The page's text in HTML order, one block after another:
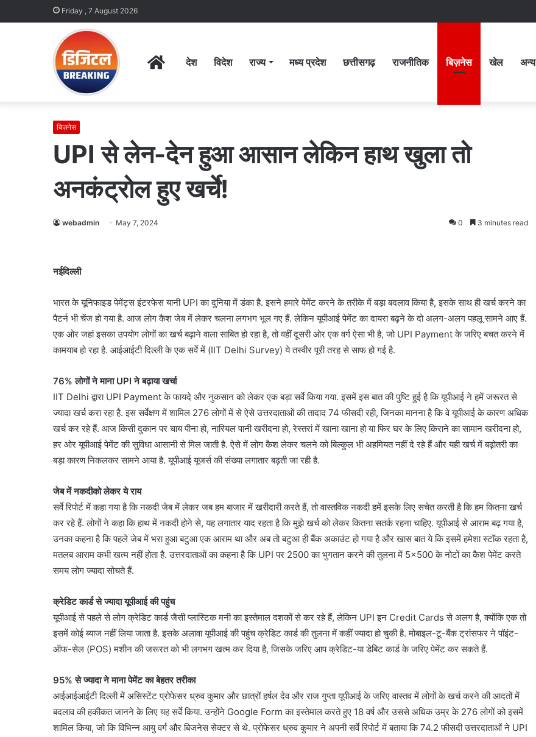
Friday , 7 August 2026
Homeदेश विदेश राज्य मध्य प्रदेश छत्तीसगढ़ राजनीतिक बिज़नेस खेल अन्य
बिज़नेस
UPI से लेन-देन हुआ आसान लेकिन हाथ खुला तो
अनकंट्रोल हुए खर्चे!
webadmin May 7, 2024 0 3 minutes read
नईदिल्ली
भारत के यूनिफाइड पेमेंट्स इंटरफेस यानी UPI का दुनिया में डंका है. इसने हमारे पेमेंट करने के तरीके में बड़ा बदलाव किया है, इसके साथ ही खर्च करने का
पैटर्न भी चेंज हो गया है. आज लोग कैश जेब में लेकर चलना लगभग भूल गए हैं. लेकिन यूपीआई पेमेंट का दायरा बढ़ने के दो अलग-अलग पहलू सामने आए हैं.
एक ओर जहां इसका उपयोग लोगों का खर्च बढ़ाने वाला साबित हो रहा है, तो वहीं दूसरी ओर एक वर्ग ऐसा भी है, जो UPI Payment के जरिए बचत करने में
कामयाब हो रहा है. आईआईटी दिल्ली के एक सर्वे में (IIT Delhi Survey) ये तस्वीर पूरी तरह से साफ हो गई है.
76% लोगों ने माना UPI ने बढ़ाया खर्चा
IIT Delhi द्वारा UPI Payment के फायदे और नुकसान को लेकर एक बड़ा सर्वे किया गया. इसमें इस बात की पुष्टि हुई है कि यूपीआई ने हमें जरूरत से
ज्यादा खर्च करा रहा है. इस सर्वेक्षण में शामिल 276 लोगों में से ऐसे उत्तरदाताओं की तादाद 74 फीसदी रही, जिनका मानना है कि वे यूपीआई के कारण अधिक
खर्च कर रहे हैं. आज किसी दुकान पर चाय पीना हो, नारियल पानी खरीदना हो, रेस्तरां में खाना खाना हो या फिर घर के लिए किराने का सामान खरीदना हो,
हर ओर यूपीआई पेमेंट की सुविधा आसानी से मिल जाती है. ऐसे में लोग कैश लेकर चलने को बिल्कुल भी अहमियत नहीं दे रहे हैं और यही खर्च में बढ़ोतरी का
बड़ा कारण निकलकर सामने आया है. यूपीआई यूजर्स की संख्या लगातार बढ़ती जा रही है.
जेब में नकदीको लेकर ये राय
सर्वे रिपोर्ट में कहा गया है कि नकदी जेब में लेकर जब हम बाजार में खरीदारी करते हैं, तो वास्तविक नकदी हमें इसके लिए सचेत करती है कि हम कितना खर्च
कर रहे हैं. लोगों ने कहा कि हाथ में नकदी होने से, यह लगातार याद रहता है कि मुझे खर्च को लेकर कितना सतर्क रहना चाहिए. यूपीआई से आराम बढ़ गया है,
उनका कहना है कि पहले जेब में भरा हुआ बटुआ एक आराम था और अब तो बटुआ ही बैंक अकाउंट हो गया है और खास बात ये कि इसमें हमेशा स्टॉक रहता है,
मतलब आराम कभी खत्म नहीं होता है. उत्तरदाताओं का कहना है कि UPI पर 2500 का भुगतान करने की तुलना में 5×500 के नोटों का कैश पेमेंट करते
समय लोग ज्यादा सोचते हैं.
क्रेडिट कार्ड से ज्यादा यूपीआई की पहुंच
यूपीआई से पहले से लोग क्रेडिट कार्ड जैसी प्लास्टिक मनी का इस्तेमाल दशकों से कर रहे हैं, लेकिन UPI इन Credit Cards से अलग है, क्योंकि एक तो
इसमें कोई ब्याज नहीं लिया जाता है. इसके अलावा यूपीआई की पहुंच क्रेडिट कार्ड की तुलना में कहीं ज्यादा हो चुकी है. मोबाइल-टू-बैंक ट्रांसफर ने पॉइंट-
ऑफ-सेल (POS) मशीन की जरूरत को भी लगभग खत्म कर दिया है, जिसके जरिए आप क्रेडिट-या डेबिट कार्ड के जरिए पेमेंट कर सकते हैं.
95% से ज्यादा ने माना पेमेंट का बेहतर तरीका
आईआईआईटी दिल्ली में असिस्टेंट प्रोफेसर ध्रुव कुमार और छात्रों हर्षल देव और राज गुप्ता यूपीआई के जरिए वास्तव में लोगों के खर्च करने की आदतों में
बदलाव की हकीकत जानने के लिए यह सर्वे किया. उन्होंने Google Form का इस्तेमाल करते हुए 18 वर्ष और उससे अधिक उम्र के 276 लोगों को इसमें
शामिल किया, जो कि विभिन्न आयु वर्ग और बिजनेस सेक्टर से थे. प्रोफेसर ध्रुव कुमार ने अपनी सर्वे रिपोर्ट में बताया कि 74.2 फीसदी उत्तरदाताओं ने UPI